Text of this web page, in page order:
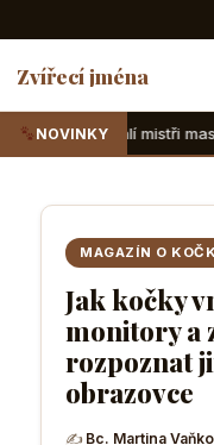
Zvířecí jména
NOVINKY
maskování, které v teráriu
MAGAZÍN O
Jak kočky
monitory a
rozpoznat
obrazovce
✍ Bc. Martina